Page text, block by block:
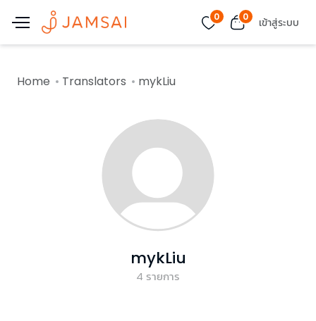
0 0 เข้าสู่ระบบ
Home Translators mykLiu
mykLiu
4 รายการ